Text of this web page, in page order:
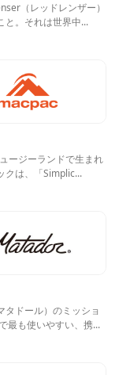
（レッドレンザー）
と。それは世界中...
ージーランドで生まれ
クは、「Simplic...
ドール）のミッショ
最も使いやすい、携...